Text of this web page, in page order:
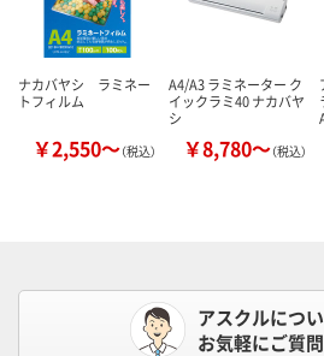
ナカバヤシ ラミネー
トフィルム
￥2,550～（税込）
A4/A3 ラミネーター ク
イックラミ40 ナカバヤ
シ
￥8,780～（税込）
アスクルにつ
お気軽にご質